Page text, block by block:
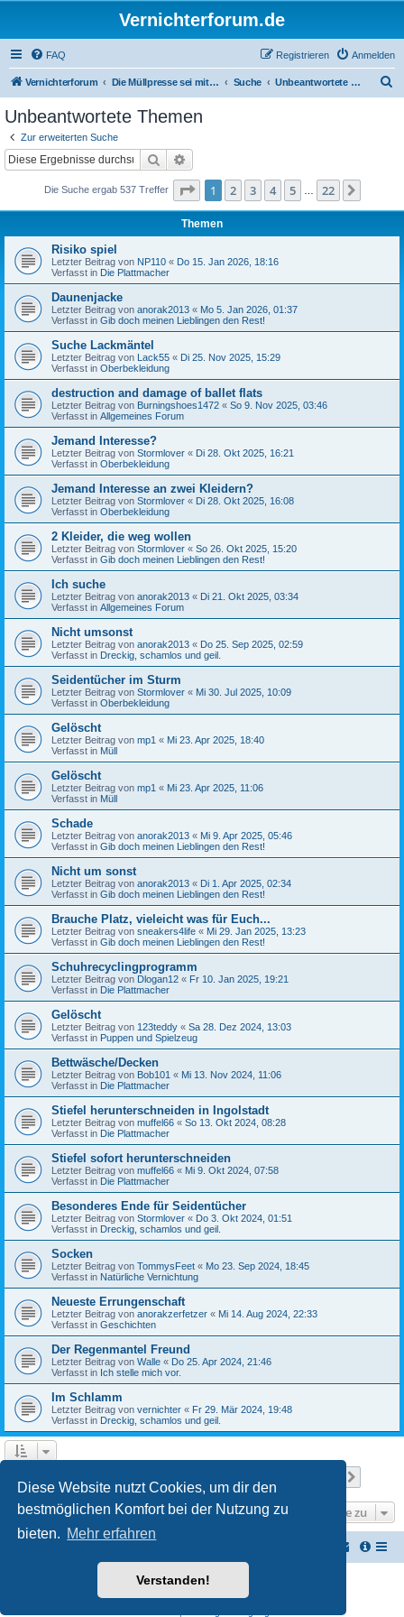
Diese Website nutzt Cookies, um dir den
bestmöglichen Komfort bei der Nutzung zu
bieten. Mehr erfahren
Verstanden!
Vernichterforum.de
FAQ Anmelden
Registrieren
Vernichterforum Die Müllpresse sei mit Dir... Suche Unbeantwortete Themen
Unbeantwortete Themen
Zur erweiterten Suche
Suche
Die Suche ergab 537 Treffer Seite 1von 22
1 2 3 4 5 22
Themen
Risiko spiel
Letzter Beitrag von NP110 « Do 15. Jan 2026, 18:16
Verfasst in Die Plattmacher
Daunenjacke
Letzter Beitrag von anorak2013 « Mo 5. Jan 2026, 01:37
Verfasst in Gib doch meinen Lieblingen den Rest!
Suche Lackmäntel
Letzter Beitrag von Lack55 « Di 25. Nov 2025, 15:29
Verfasst in Oberbekleidung
destruction and damage of ballet flats
Letzter Beitrag von Burningshoes1472 « So 9. Nov 2025, 03:46
Verfasst in Allgemeines Forum
Jemand Interesse?
Letzter Beitrag von Stormlover « Di 28. Okt 2025, 16:21
Verfasst in Oberbekleidung
Jemand Interesse an zwei Kleidern?
Letzter Beitrag von Stormlover « Di 28. Okt 2025, 16:08
Verfasst in Oberbekleidung
2 Kleider, die weg wollen
Letzter Beitrag von Stormlover « So 26. Okt 2025, 15:20
Verfasst in Gib doch meinen Lieblingen den Rest!
Ich suche
Letzter Beitrag von anorak2013 « Di 21. Okt 2025, 03:34
Verfasst in Allgemeines Forum
Nicht umsonst
Letzter Beitrag von anorak2013 « Do 25. Sep 2025, 02:59
Verfasst in Dreckig, schamlos und geil.
Seidentücher im Sturm
Letzter Beitrag von Stormlover « Mi 30. Jul 2025, 10:09
Verfasst in Oberbekleidung
Gelöscht
Letzter Beitrag von mp1 « Mi 23. Apr 2025, 18:40
Verfasst in Müll
Gelöscht
Letzter Beitrag von mp1 « Mi 23. Apr 2025, 11:06
Verfasst in Müll
Schade
Letzter Beitrag von anorak2013 « Mi 9. Apr 2025, 05:46
Verfasst in Gib doch meinen Lieblingen den Rest!
Nicht um sonst
Letzter Beitrag von anorak2013 « Di 1. Apr 2025, 02:34
Verfasst in Gib doch meinen Lieblingen den Rest!
Brauche Platz, vieleicht was für Euch...
Letzter Beitrag von sneakers4life « Mi 29. Jan 2025, 13:23
Verfasst in Gib doch meinen Lieblingen den Rest!
Schuhrecyclingprogramm
Letzter Beitrag von Dlogan12 « Fr 10. Jan 2025, 19:21
Verfasst in Die Plattmacher
Gelöscht
Letzter Beitrag von 123teddy « Sa 28. Dez 2024, 13:03
Verfasst in Puppen und Spielzeug
Bettwäsche/Decken
Letzter Beitrag von Bob101 « Mi 13. Nov 2024, 11:06
Verfasst in Die Plattmacher
Stiefel herunterschneiden in Ingolstadt
Letzter Beitrag von muffel66 « So 13. Okt 2024, 08:28
Verfasst in Die Plattmacher
Stiefel sofort herunterschneiden
Letzter Beitrag von muffel66 « Mi 9. Okt 2024, 07:58
Verfasst in Die Plattmacher
Besonderes Ende für Seidentücher
Letzter Beitrag von Stormlover « Do 3. Okt 2024, 01:51
Verfasst in Dreckig, schamlos und geil.
Socken
Letzter Beitrag von TommysFeet « Mo 23. Sep 2024, 18:45
Verfasst in Natürliche Vernichtung
Neueste Errungenschaft
Letzter Beitrag von anorakzerfetzer « Mi 14. Aug 2024, 22:33
Verfasst in Geschichten
Der Regenmantel Freund
Letzter Beitrag von Walle « Do 25. Apr 2024, 21:46
Verfasst in Ich stelle mich vor.
Im Schlamm
Letzter Beitrag von vernichter « Fr 29. Mär 2024, 19:48
Verfasst in Dreckig, schamlos und geil.
Gehe zu
Powered byphpBB® Forum Software © phpBB Limited
phpBB.de